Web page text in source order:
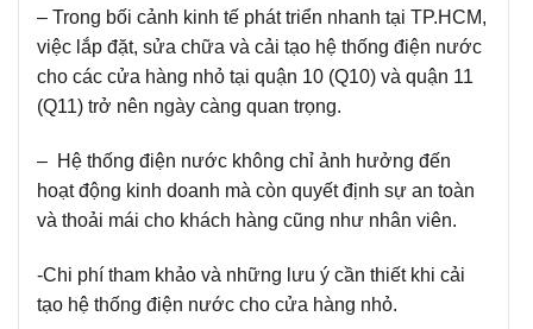
– Trong bối cảnh kinh tế phát triển nhanh tại TP.HCM,
việc lắp đặt, sửa chữa và cải tạo hệ thống điện nước
cho các cửa hàng nhỏ tại quận 10 (Q10) và quận 11
(Q11) trở nên ngày càng quan trọng.
– Hệ thống điện nước không chỉ ảnh hưởng đến
hoạt động kinh doanh mà còn quyết định sự an toàn
và thoải mái cho khách hàng cũng như nhân viên.
-Chi phí tham khảo và những lưu ý cần thiết khi cải
tạo hệ thống điện nước cho cửa hàng nhỏ.